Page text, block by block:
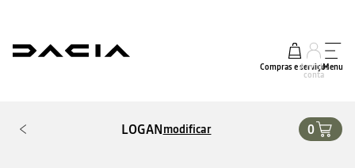
Compras e serviços
A minha
conta
Menu
LOGANmodificar 0